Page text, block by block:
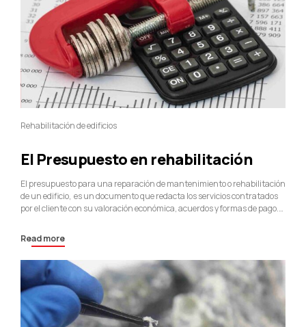
Rehabilitación de edificios
El Presupuesto en rehabilitación
El presupuesto para una reparación de mantenimiento o rehabilitación
de un edificio, es un documento que redacta los servicios contratados
por el cliente con su valoración económica, acuerdos y formas de pago.
impermeabilizar una terraza, sustituir una claraboya, pintar la caja
de escalera son...
Read more